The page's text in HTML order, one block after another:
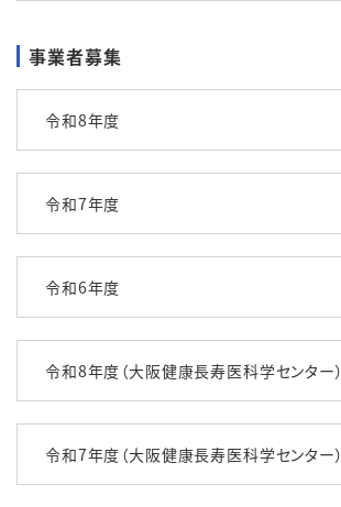
事業者募集
令和8年度
令和7年度
令和6年度
令和8年度（大阪健康長寿医科学センター）
令和7年度（大阪健康長寿医科学センター）